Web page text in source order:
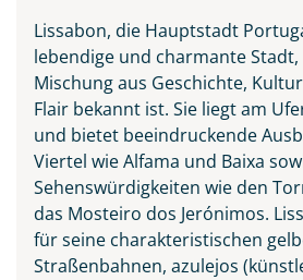
Teile diese Reise
Lissabon, die Hauptstadt
lebendige und charmante
Mischung aus Geschichte,
Flair bekannt ist. Sie liegt am
und bietet beeindruckende
Viertel wie Alfama und Baixa
Sehenswürdigkeiten wie den
das Mosteiro dos Jerónimos.
für seine charakteristischen
Straßenbahnen, azulejos